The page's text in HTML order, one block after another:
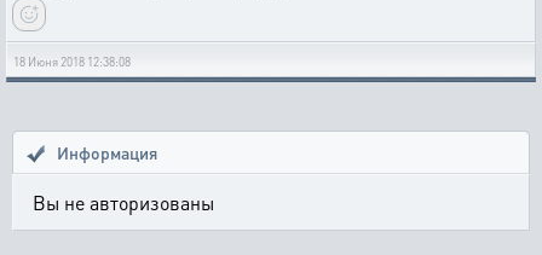
18 Июня 2018 12:38:08
Информация
Вы не авторизованы